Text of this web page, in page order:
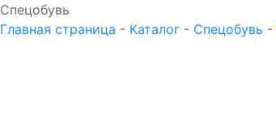
Спецобувь
Главная страница - Каталог - Спецобувь -